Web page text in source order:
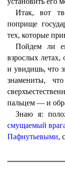
Итак, вот
поприще
тех, которые
Пойдем ли
взрослых
и увидишь, что
знамениты,
пальцем — и
Знаю я:
смущаемый
Пафнутьевыми,